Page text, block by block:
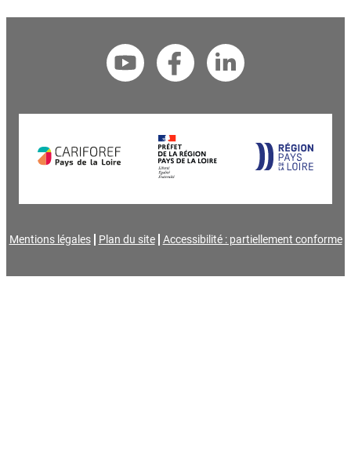
Mentions légales Plan du site Accessibilité : partiellement conforme